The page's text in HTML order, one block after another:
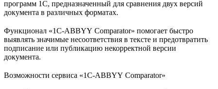
программ 1С, предназначенный для сравнения двух версий
документа в различных форматах.
Функционал «1C-ABBYY Comparator» помогает быстро
выявлять значимые несоответствия в тексте и предотвратить
подписание или публикацию некорректной версии
документа.
Возможности сервиса «1C-ABBYY Comparator»